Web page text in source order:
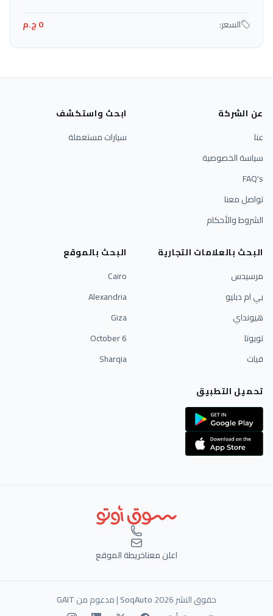
السعر:
0 ج.م
عن الشركة
عنا
سياسة الخصوصية
FAQ's
تواصل معنا
الشروط والأحكام
ابحث واستكشف
سيارات مستعملة
البحث بالعلامات التجارية
مرسيدس
بي ام دبليو
هيونداي
تويوتا
فيات
البحث بالموقع
Cairo
Alexandria
Giza
6 October
Sharqia
تحميل التطبيق
اعلن معناخريطة الموقع
حقوق النشر 2026 SoqAuto| مدعوم منGAIT